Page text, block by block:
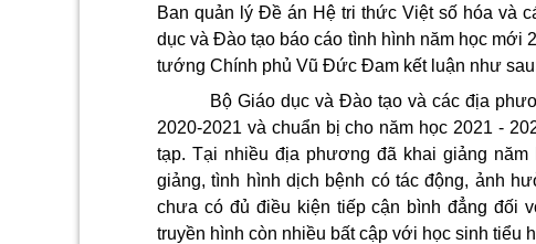
Ban quản lý Đề án Hệ tri thức Việt số hóa và
dục và Đào tạo báo cáo tình hình năm học mới
tướng Chính phủ Vũ Đức Đam kết luận như
Bộ Giáo dục và Đào tạo và các địa
2020-2021 và chuẩn bị cho năm học 2021 -
tạp. Tại nhiều địa phương đã khai giảng năm
giảng, tình hình dịch bệnh có tác động, ảnh
chưa có đủ điều kiện tiếp cận bình đẳng đối
truyền hình còn nhiều bất cập với học sinh tiểu